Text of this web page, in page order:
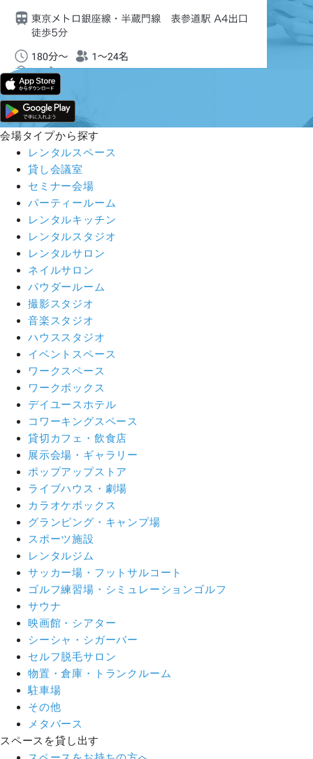
会場タイプから探す
レンタルスペース
貸し会議室
セミナー会場
パーティールーム
レンタルキッチン
レンタルスタジオ
レンタルサロン
ネイルサロン
パウダールーム
撮影スタジオ
音楽スタジオ
ハウススタジオ
イベントスペース
ワークスペース
ワークボックス
デイユースホテル
コワーキングスペース
貸切カフェ・飲食店
展示会場・ギャラリー
ポップアップストア
ライブハウス・劇場
カラオケボックス
グランピング・キャンプ場
スポーツ施設
レンタルジム
サッカー場・フットサルコート
ゴルフ練習場・シミュレーションゴルフ
サウナ
映画館・シアター
シーシャ・シガーバー
セルフ脱毛サロン
物置・倉庫・トランクルーム
駐車場
その他
メタバース
スペースを貸し出す